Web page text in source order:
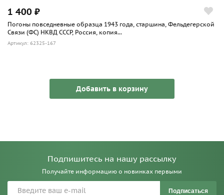
1 400 ₽
Погоны повседневные образца 1943 года, старшина, Фельдегерской
Связи (ФС) НКВД СССР, Россия, копия...
Артикул: 62325-167
Добавить в корзину
Подпишитесь на нашу рассылку
Получайте информацию о новинках первыми
Подписаться